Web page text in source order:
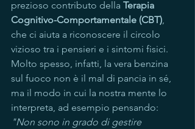
prezioso contributo della Terapia
Cognitivo-Comportamentale (CBT),
che ci aiuta a riconoscere il circolo
vizioso tra i pensieri e i sintomi fisici.
Molto spesso, infatti, la vera benzina
sul fuoco non è il mal di pancia in sé,
ma il modo in cui la nostra mente lo
interpreta, ad esempio pensando:
"Non sono in grado di gestire